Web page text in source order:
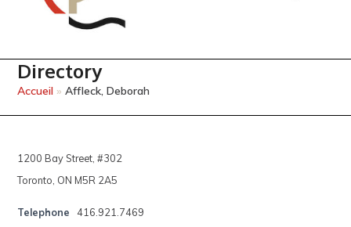
Directory
Accueil »Affleck, Deborah
1200 Bay Street, #302
Toronto, ON M5R 2A5
Telephone
416.921.7469